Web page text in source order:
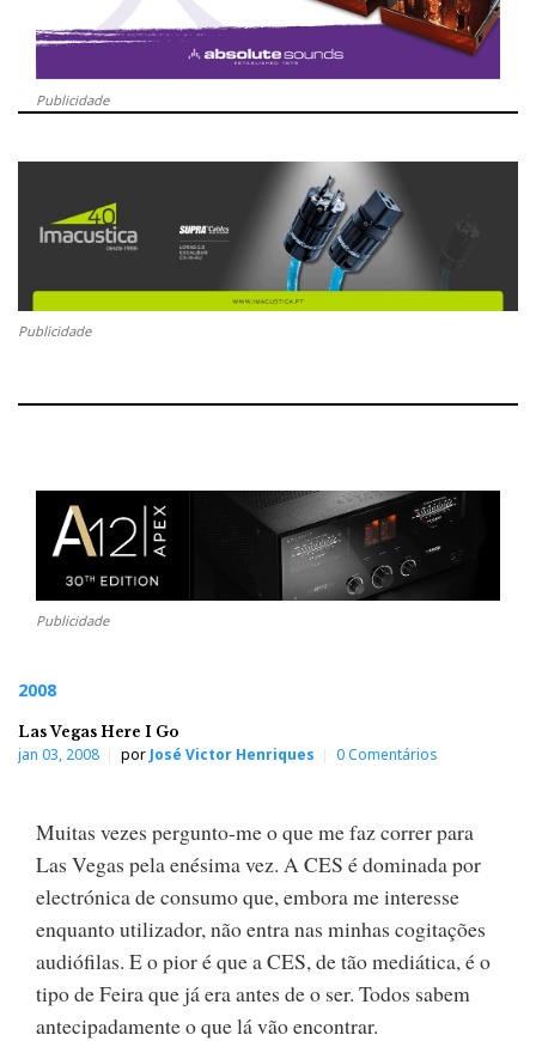
Publicidade
Publicidade
Publicidade
2008
Las Vegas Here I Go
jan 03, 2008 por José Victor Henriques 0 Comentários
Muitas vezes pergunto-me o que me faz correr para
Las Vegas pela enésima vez. A CES é dominada por
electrónica de consumo que, embora me interesse
enquanto utilizador, não entra nas minhas cogitações
audiófilas. E o pior é que a CES, de tão mediática, é o
tipo de Feira que já era antes de o ser. Todos sabem
antecipadamente o que lá vão encontrar.